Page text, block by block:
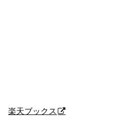
楽天ブックス